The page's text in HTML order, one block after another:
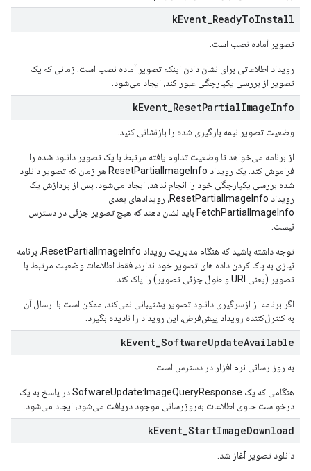
kEvent ReadyToInstall
تصویر آماده نصب است.
رویداد اطلاعاتی برای نشان دادن اینکه تصویر آماده نصب است. زمانی که یک
تصویر از بررسی یکپارچگی عبور کند، ایجاد می‌شود.
kEvent ResetPartialImageInfo
وضعیت تصویر نیمه بارگیری شده را بازنشانی کنید.
از برنامه می‌خواهد تا وضعیت تداوم یافته مرتبط با یک تصویر دانلود شده را
فراموش کند. یک رویداد ResetPartialImageInfo هر زمان که تصویر دانلود
شده بررسی یکپارچگی خود را انجام ندهد، ایجاد می‌شود. پس از پردازش یک
رویداد ResetPartialImageInfo، رویدادهای بعدی
FetchPartialImageInfo باید نشان دهند که هیچ تصویر جزئی در دسترس
نیست.
توجه داشته باشید که هنگام مدیریت رویداد ResetPartialImageInfo، برنامه
نیازی به پاک کردن داده های تصویر خود ندارد، فقط اطلاعات وضعیت مرتبط با
تصویر (یعنی URI و طول جزئی تصویر) را پاک کند.
اگر برنامه از ازسرگیری دانلود تصویر پشتیبانی نمی‌کند، ممکن است با ارسال آن
به کنترل‌کننده رویداد پیش‌فرض، این رویداد را نادیده بگیرد.
kEvent SoftwareUpdateAvailable
به روز رسانی نرم افزار در دسترس است.
هنگامی که یک SofwareUpdate:ImageQueryResponse در پاسخ به یک
درخواست حاوی اطلاعات به‌روزرسانی موجود دریافت می‌شود، ایجاد می‌شود.
kEvent StartImageDownload
دانلود تصویر آغاز شد.